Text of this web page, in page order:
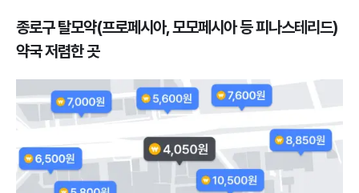
종로구 탈모약(프로페시아, 모모페시아 등 피나스테리드)
약국 저렴한 곳